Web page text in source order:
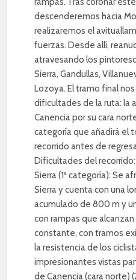
descenderemos hacia
realizaremos el
fuerzas. Desde allí,
atravesando los
Sierra, Gandullas,
Lozoya. El tramo final
dificultades de la ruta: la
Canencia por su cara
categoría que añadirá el
recorrido antes de
Dificultades del
Sierra (1ª categoría): Se
Sierra y cuenta con una
acumulado de 800 m y
con rampas que
constante, con tramos
la resistencia de los
impresionantes vistas
de Canencia (cara norte)